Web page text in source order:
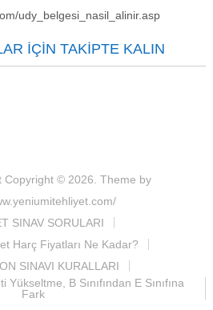
udy_belgesi_nasil_alinir.asp
İÇIN TAKIPTE KALIN
Copyright © 2026. Theme by
SINAV SORULARI
Harç Fiyatları Ne Kadar?
SINAVI KURALLARI
B Sınıfından E Sınıfına
Fark